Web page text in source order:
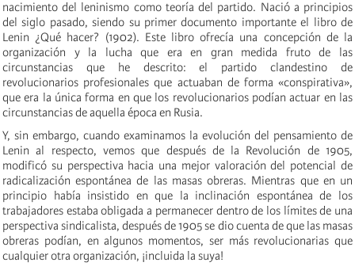
nacimiento del leninismo como teoría del partido. Nació a principios
del siglo pasado, siendo su primer documento importante el libro de
Lenin ¿Qué hacer? (1902). Este libro ofrecía una concepción de la
organización y la lucha que era en gran medida fruto de las
circunstancias que he descrito: el partido clandestino de
revolucionarios profesionales que actuaban de forma «conspirativa»,
que era la única forma en que los revolucionarios podían actuar en las
circunstancias de aquella época en Rusia.
Y, sin embargo, cuando examinamos la evolución del pensamiento de
Lenin al respecto, vemos que después de la Revolución de 1905,
modificó su perspectiva hacia una mejor valoración del potencial de
radicalización espontánea de las masas obreras. Mientras que en un
principio había insistido en que la inclinación espontánea de los
trabajadores estaba obligada a permanecer dentro de los límites de una
perspectiva sindicalista, después de 1905 se dio cuenta de que las masas
obreras podían, en algunos momentos, ser más revolucionarias que
cualquier otra organización, ¡incluida la suya!